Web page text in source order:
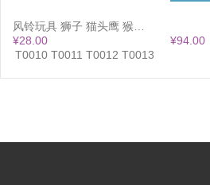
¥28.00
：T0010 T0011 T0012 T0013
¥94.00